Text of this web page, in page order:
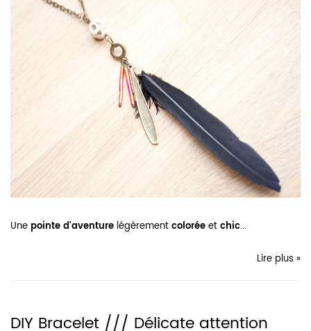
Une pointe d'aventure légèrementcoloréeetchic...
Lire plus »
DIY Bracelet /// Délicate attention